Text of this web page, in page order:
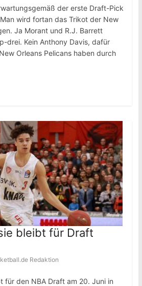
der erste Draft-Pick
wird fortan das Trikot der New
Ja Morant und R.J. Barrett
drei. Kein Anthony Davis, dafür
Orleans Pelicans haben durch
bleibt für Draft
Redaktion
für den NBA Draft am 20. Juni in